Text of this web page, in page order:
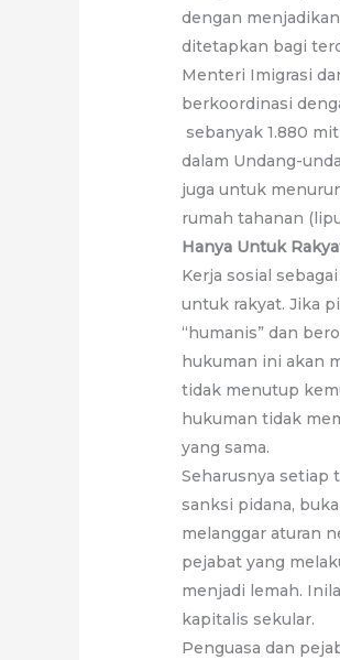
dengan
ditetapkan bagi
Menteri Imigrasi
berkoordinasi
sebanyak 1.880
dalam Undang-
juga untuk
rumah tahanan
Hanya Untuk
Kerja sosial
untuk rakyat. Jika
“humanis” dan
hukuman ini akan
tidak menutup
hukuman tidak
yang sama.
Seharusnya setiap
sanksi pidana,
melanggar aturan
pejabat yang
menjadi lemah.
kapitalis sekular.
Penguasa dan